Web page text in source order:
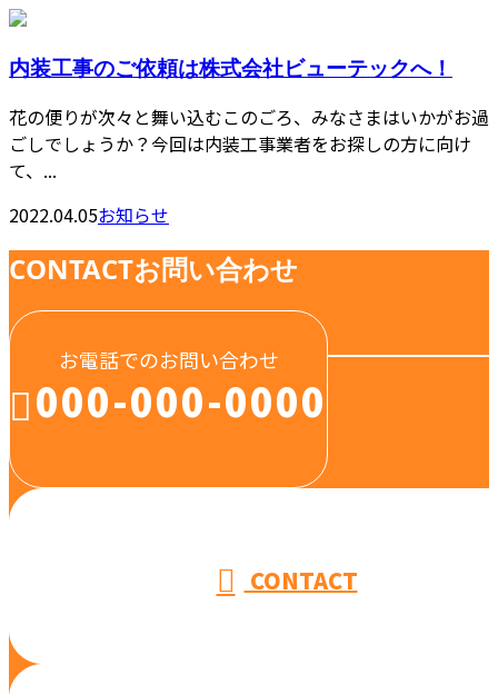
内装工事のご依頼は株式会社ビューテックへ！
花の便りが次々と舞い込むこのごろ、みなさまはいかがお過
ごしでしょうか？今回は内装工事業者をお探しの方に向け
て、...
2022.04.05お知らせ
CONTACTお問い合わせ
お電話でのお問い合わせ
000-000-0000
CONTACT